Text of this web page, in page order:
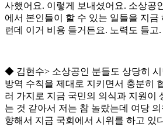
사했어요. 이렇게 보내셨어요. 소상공
에서 본인들이 할 수 있는 일들을 지금
런데 이거 비용 들거든요. 노력도 들고.
◆ 김현수> 소상공인 분들도 상당히
방역 수칙을 제대로 지키면서 충분히
러 가지로 지금 국민의 의식과 지원이
는 것 같아서 저는 참 놀랐는데 여당
향해서 지금 국회에서 시위를 하고 있